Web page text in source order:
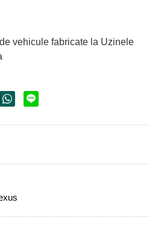
vehicule fabricate la Uzinele